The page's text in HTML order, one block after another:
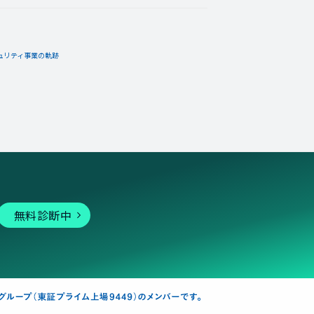
リティ事業の軌跡
無料診断中